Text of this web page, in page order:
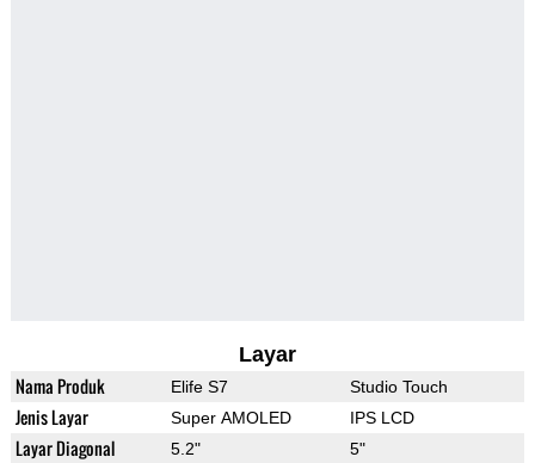
Layar
Nama Produk Elife S7 Studio Touch
Jenis Layar Super AMOLED IPS LCD
Layar Diagonal 5.2" 5"